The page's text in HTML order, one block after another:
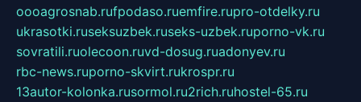
oooagrosnab.rufpodaso.ruemfire.rupro-otdelky.ru
ukrasotki.ruseksuzbek.ruseks-uzbek.ruporno-vk.ru
sovratili.ruolecoon.ruvd-dosug.ruadonyev.ru
rbc-news.ruporno-skvirt.rukrospr.ru
13autor-kolonka.rusormol.ru2rich.ruhostel-65.ru